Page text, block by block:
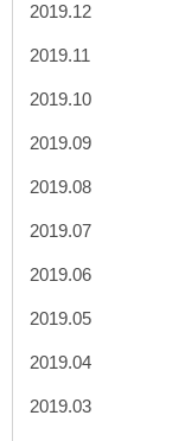
2019.12
2019.11
2019.10
2019.09
2019.08
2019.07
2019.06
2019.05
2019.04
2019.03